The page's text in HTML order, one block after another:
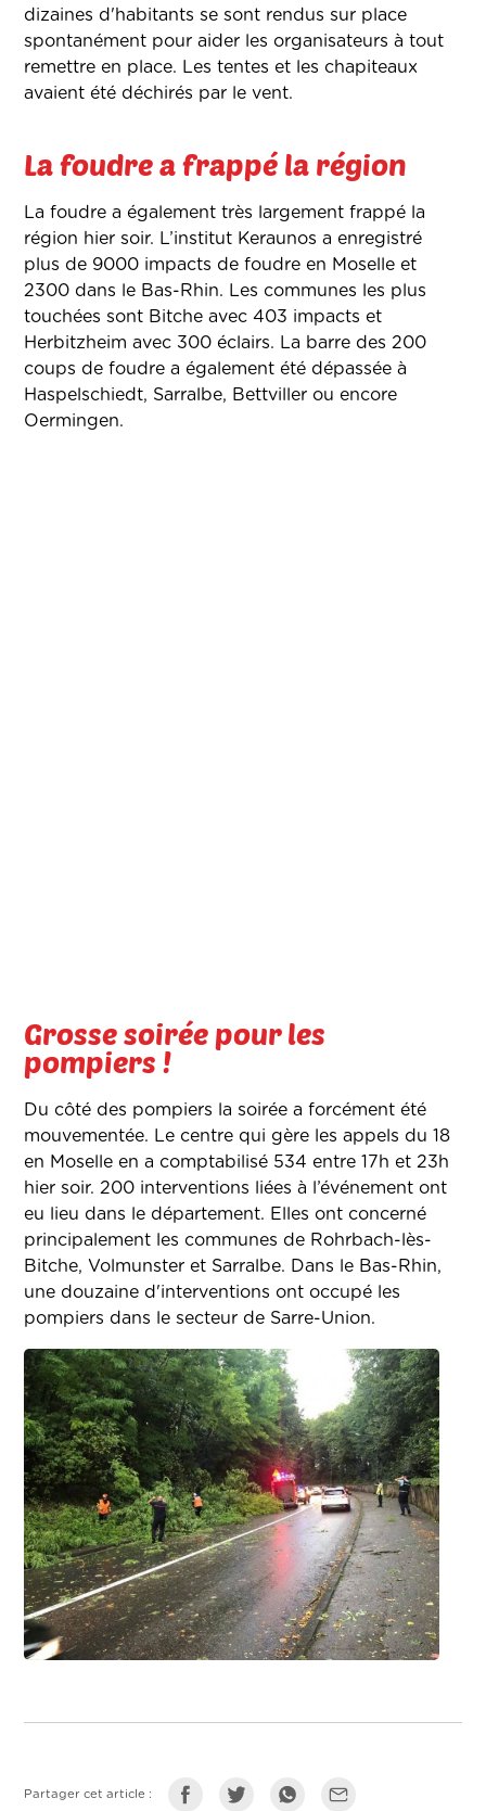
dizaines d'habitants se sont rendus sur place
spontanément pour aider les organisateurs à tout
remettre en place. Les tentes et les chapiteaux
avaient été déchirés par le vent.
La foudre a frappé la région
La foudre a également très largement frappé la
région hier soir. L’institut Keraunos a enregistré
plus de 9000 impacts de foudre en Moselle et
2300 dans le Bas-Rhin. Les communes les plus
touchées sont Bitche avec 403 impacts et
Herbitzheim avec 300 éclairs. La barre des 200
coups de foudre a également été dépassée à
Haspelschiedt, Sarralbe, Bettviller ou encore
Oermingen.
Grosse soirée pour les
pompiers !
Du côté des pompiers la soirée a forcément été
mouvementée. Le centre qui gère les appels du 18
en Moselle en a comptabilisé 534 entre 17h et 23h
hier soir. 200 interventions liées à l’événement ont
eu lieu dans le département. Elles ont concerné
principalement les communes de Rohrbach-lès-
Bitche, Volmunster et Sarralbe. Dans le Bas-Rhin,
une douzaine d'interventions ont occupé les
pompiers dans le secteur de Sarre-Union.
Partager cet article :